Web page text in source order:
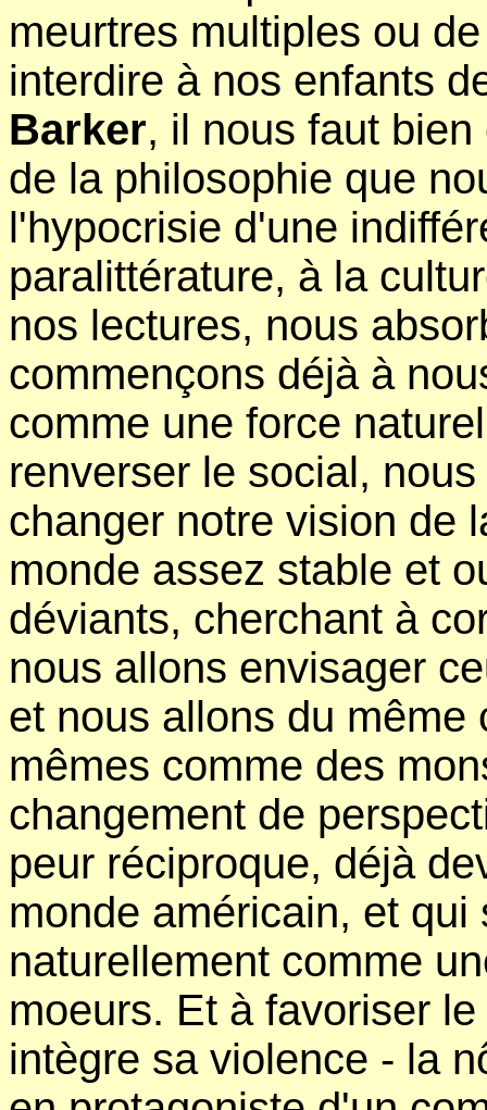
meurtres multiples ou
interdire à nos enfants
Barker, il nous faut
de la philosophie que
l'hypocrisie d'une
paralittérature, à la
nos lectures, nous
commençons déjà à
comme une force
renverser le social,
changer notre vision de
monde assez stable et
déviants, cherchant à
nous allons envisager
et nous allons du même
mêmes comme des
changement de
peur réciproque, déjà
monde américain, et
naturellement comme
moeurs. Et à favoriser
intègre sa violence - la